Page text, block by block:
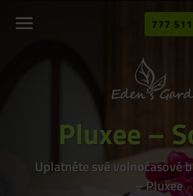
777
Pluxee –
Uplatněte své volnočasové
– Pluxee